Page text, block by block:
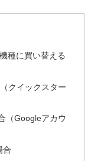
種に買い替える
クイックスター
（Googleアカウ
合